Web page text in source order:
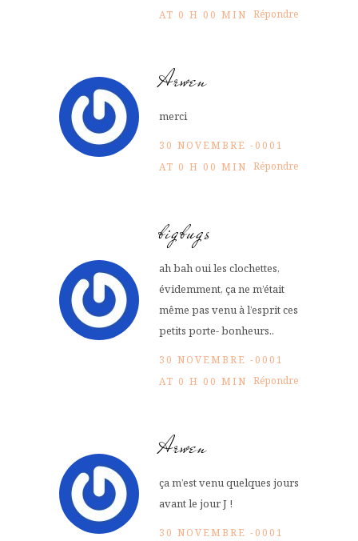
AT 0 H 00 MIN Répondre
Arwen
merci
30 NOVEMBRE -0001
AT 0 H 00 MIN Répondre
bigbugs
ah bah oui les clochettes,
évidemment, ça ne m’était
même pas venu à l’esprit ces
petits porte- bonheurs..
30 NOVEMBRE -0001
AT 0 H 00 MIN Répondre
Arwen
ça m’est venu quelques jours
avant le jour J !
30 NOVEMBRE -0001